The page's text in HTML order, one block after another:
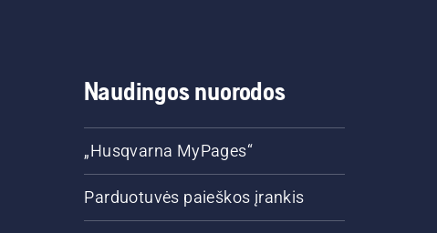
Naudingos nuorodos
„Husqvarna MyPages“
Parduotuvės paieškos įrankis